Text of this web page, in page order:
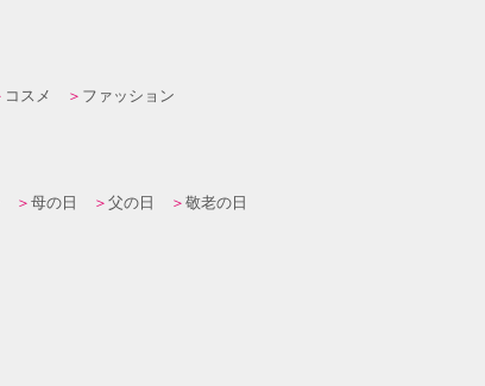
コスメ
ファッション
母の日 父の日
敬老の日